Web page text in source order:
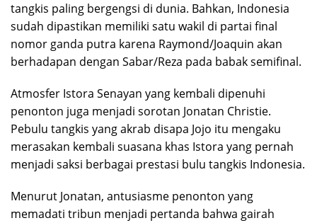
tangkis paling bergengsi di dunia. Bahkan, Indonesia
sudah dipastikan memiliki satu wakil di partai final
nomor ganda putra karena Raymond/Joaquin akan
berhadapan dengan Sabar/Reza pada babak semifinal.
Atmosfer Istora Senayan yang kembali dipenuhi
penonton juga menjadi sorotan Jonatan Christie.
Pebulu tangkis yang akrab disapa Jojo itu mengaku
merasakan kembali suasana khas Istora yang pernah
menjadi saksi berbagai prestasi bulu tangkis Indonesia.
Menurut Jonatan, antusiasme penonton yang
memadati tribun menjadi pertanda bahwa gairah